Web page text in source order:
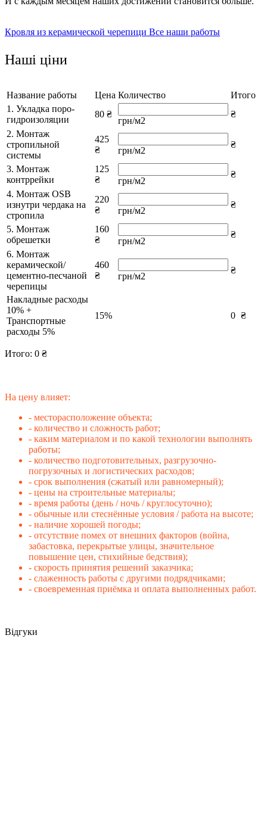
Кровля из керамической черепици Все наши работы
Наші ціни
Название работы Цена Количество
Итого
1. Укладка поро-
гидроизоляции
80 ₴
грн/м2
₴
2. Монтаж
стропильной
системы
425
₴
грн/м2
₴
3. Монтаж
контррейки
125
₴
грн/м2
₴
4. Монтаж OSB
изнутри чердака на
стропила
220
₴
грн/м2
₴
5. Монтаж
обрешетки
160
₴
грн/м2
₴
6. Монтаж
керамической/
цементно-песчаной
черепицы
460
₴
грн/м2
₴
Накладные расходы
10% +
Транспортные
расходы 5%
15% 0 ₴
Итого: 0 ₴
На цену влияет:
- месторасположение объекта;
- количество и сложность работ;
- каким материалом и по какой технологии выполнять
работы;
- количество подготовительных, разгрузочно-
погрузочных и логистических расходов;
- срок выполнения (сжатый или равномерный);
- цены на строительные материалы;
- время работы (день / ночь / круглосуточно);
- обычные или стеснённые условия / работа на высоте;
- наличие хорошей погоды;
- отсутствие помех от внешних факторов (война,
забастовка, перекрытые улицы, значительное
повышение цен, стихийные бедствия);
- скорость принятия решений заказчика;
- слаженность работы с другими подрядчиками;
- своевременная приёмка и оплата выполненных работ.
Відгуки